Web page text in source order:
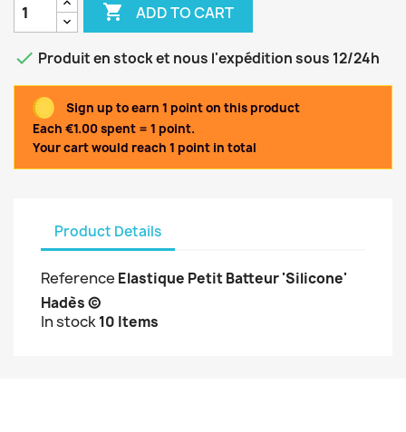
 ADD TO CART
 Produit en stock et nous l'expédition sous 12/24h
Sign up to earn 1 point on this product
Each €1.00 spent = 1 point.
Your cart would reach 1 point in total
Product Details
Reference Elastique Petit Batteur 'Silicone'
Hadès ©
In stock10 Items